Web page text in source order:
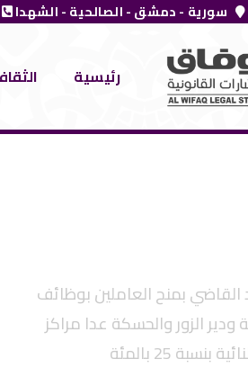
سورية - دمشق - الصالحية - الشهدا
رئيسية
الأسد القاضي بمنح العاملين بوظائف
الزور والحسكة عدا مراكز
25 بالمئة